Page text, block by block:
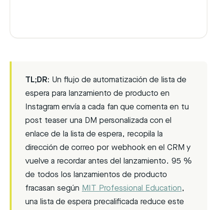
TL;DR: Un flujo de automatización de lista de
espera para lanzamiento de producto en
Instagram envía a cada fan que comenta en tu
post teaser una DM personalizada con el
enlace de la lista de espera, recopila la
dirección de correo por webhook en el CRM y
vuelve a recordar antes del lanzamiento. 95 %
de todos los lanzamientos de producto
fracasan según MIT Professional Education,
una lista de espera precalificada reduce este